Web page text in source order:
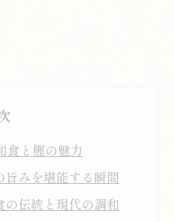
食と鰹の魅力
みを堪能する瞬間
伝統と現代の調和